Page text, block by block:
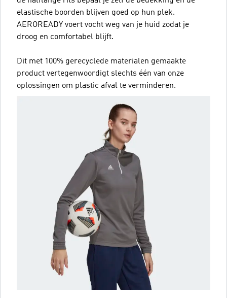
elastische boorden blijven goed op hun plek.
AEROREADY voert vocht weg van je huid zodat je
droog en comfortabel blijft.
Dit met 100% gerecyclede materialen gemaakte
product vertegenwoordigt slechts één van onze
oplossingen om plastic afval te verminderen.